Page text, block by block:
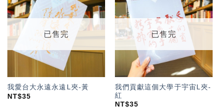
加入
「願
望輕
單」
已售完
我愛台大永遠永遠L夾-黃
NT$35
加入
「願
望輕
已售完
我們貢獻這個大學于宇宙L夾-
紅
NT$35